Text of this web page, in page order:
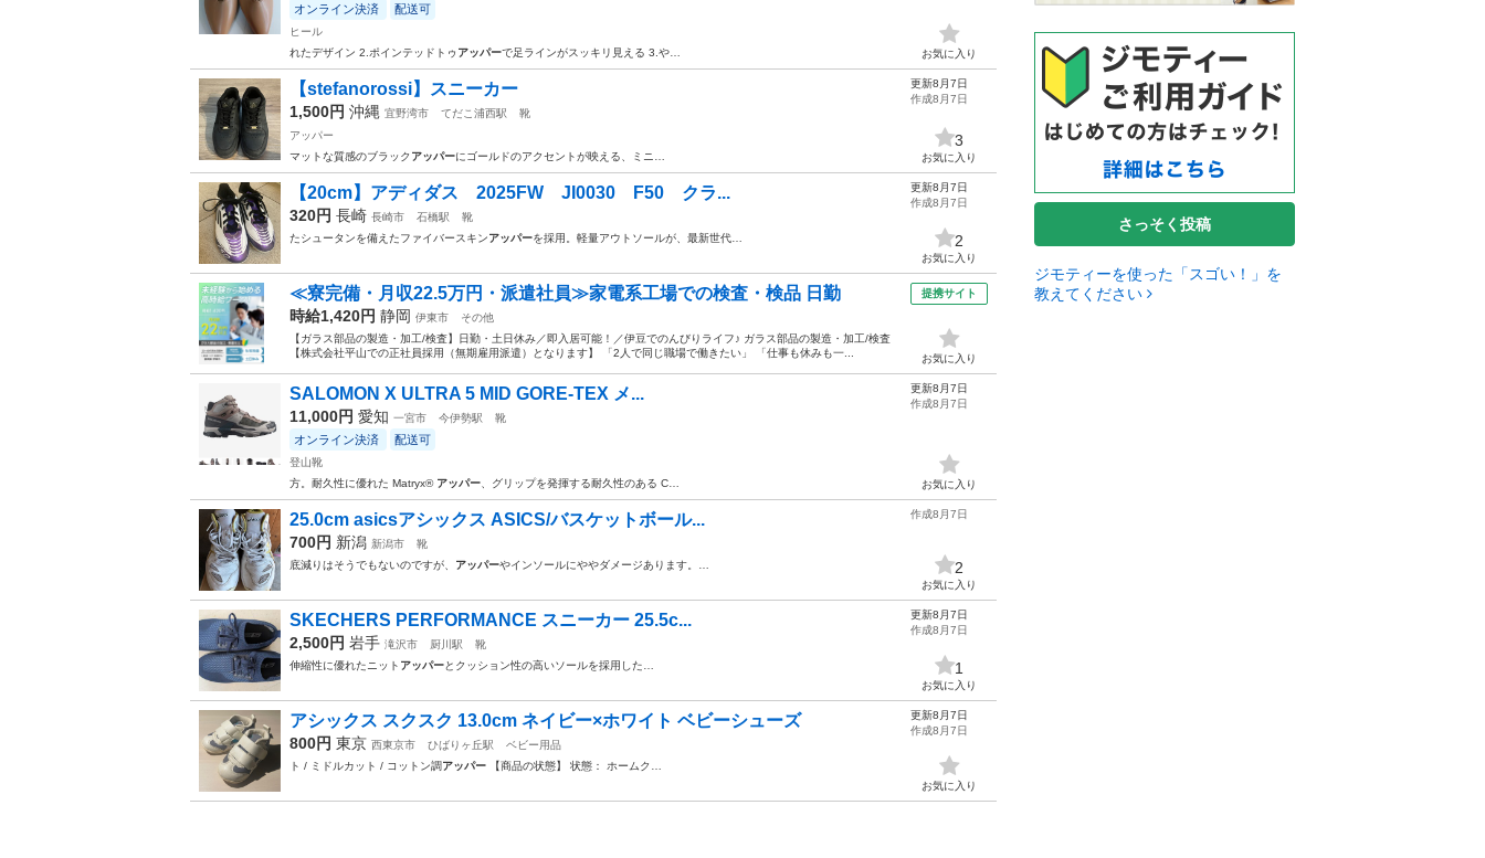
オンライン決済 配送可
ヒール
れたデザイン 2.ポインテッドトゥ アッパーで足ラインがスッキリ見える 3.や… お気に入り
【stefanorossi】スニーカー
1,500円 沖縄 宜野湾市 てだこ浦西駅
靴
アッパー
マットな質感のブラック アッパーにゴールドのアクセントが映える、ミニ…
更新8月7日
作成8月7日
3
お気に入り
【20cm】アディダス 2025FW JI0030 F50 クラ...
320円 長崎 長崎市 石橋駅
靴
たシュータンを備えたファイバースキンアッパーを採用。軽量アウトソールが、最新世代…
更新8月7日
作成8月7日
2
お気に入り
≪寮完備・月収22.5万円・派遣社員≫家電系工場での検査・検品 日勤
時給1,420円 静岡 伊東市
その他
【ガラス部品の製造・加工/検査】日勤・土日休み／即入居可能！／伊豆でのんびりライフ♪ ガラス部品の製造・加工/検査
【株式会社平山での正社員採用（無期雇用派遣）となります】 「2人で同じ職場で働きたい」 「仕事も休みも一...
提携サイト
お気に入り
SALOMON X ULTRA 5 MID GORE-TEX メ...
11,000円 愛知 一宮市 今伊勢駅 靴
オンライン決済 配送可
登山靴
方。耐久性に優れた Matryx® アッパー 、グリップを発揮する耐久性のある C…
更新8月7日
作成8月7日
お気に入り
25.0cm asicsアシックス ASICS/バスケットボール...
700円 新潟 新潟市
靴
底減りはそうでもないのですが、 アッパーやインソールにややダメージあります。…
作成8月7日
2
お気に入り
SKECHERS PERFORMANCE スニーカー 25.5c...
2,500円 岩手 滝沢市 厨川駅
靴
伸縮性に優れたニット アッパーとクッション性の高いソールを採用した…
更新8月7日
作成8月7日
1
お気に入り
アシックス スクスク 13.0cm ネイビー×ホワイト ベビーシューズ
800円 東京 西東京市 ひばりヶ丘駅
ベビー用品
ト / ミドルカット / コットン調アッパー 【商品の状態】 状態： ホームク…
更新8月7日
作成8月7日
お気に入り
さっそく投稿
ジモティーを使った「スゴい！」を
教えてください